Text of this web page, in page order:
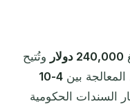
240,000 دولار
وتُتيح
بين
4-10
السندات الحكومية